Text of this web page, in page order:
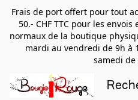
Frais de port offert pour tout
50.- CHF TTC pour les
normaux de la boutique
mardi au vendredi de 9h à
samedi de